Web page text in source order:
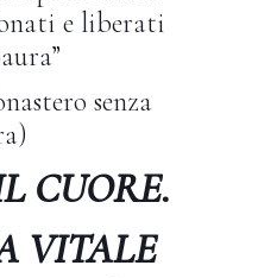
e liberati
senza
CUORE.
VITALE